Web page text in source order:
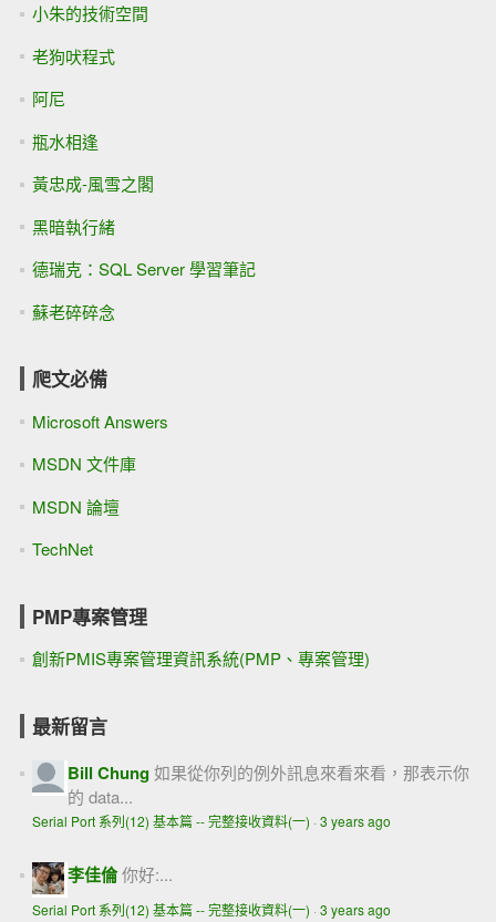
小朱的技術空間
老狗吠程式
阿尼
瓶水相逢
黃忠成-風雪之閣
黑暗執行緒
德瑞克：SQL Server 學習筆記
蘇老碎碎念
爬文必備
Microsoft Answers
MSDN 文件庫
MSDN 論壇
TechNet
PMP專案管理
創新PMIS專案管理資訊系統(PMP、專案管理)
最新留言
Bill Chung如果從你列的例外訊息來看來看，那表示你
的 data...
Serial Port 系列(12) 基本篇 -- 完整接收資料(一) · 3 years ago
李佳倫你好:...
Serial Port 系列(12) 基本篇 -- 完整接收資料(一) · 3 years ago